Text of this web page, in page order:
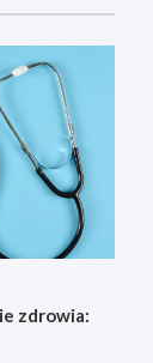
zdrowia: